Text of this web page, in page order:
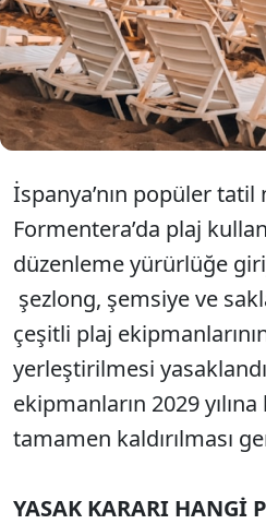
kaldırılması
ekipmanların
tamamen
İspanya’nın popüler tatil
Formentera’da plaj
düzenleme yürürlüğe
şezlong, şemsiye ve
çeşitli plaj
yerleştirilmesi
ekipmanların 2029
tamamen kaldırılması
YASAK KARARI HANGİ